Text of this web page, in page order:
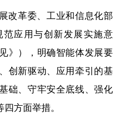
量子 体育
健康 军事
金融 汽车
信息化
革委、工业和信息化部
应用与创新发展实施意
》），明确智能体发展要
创新驱动、应用牵引的基
础、守牢安全底线、强化
方面举措。